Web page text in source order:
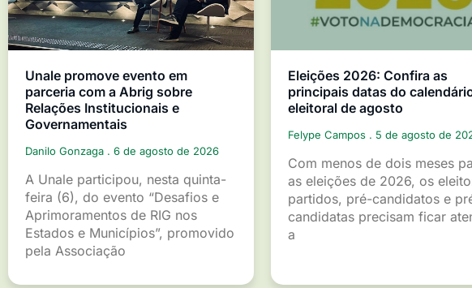
Unale promove evento em
parceria com a Abrig sobre
Relações Institucionais e
Governamentais
Danilo Gonzaga 6 de agosto de 2026
A Unale participou, nesta quinta-
feira (6), do evento “Desafios e
Aprimoramentos de RIG nos
Estados e Municípios”, promovido
pela Associação
Eleições 2026: Confira as
principais datas do
eleitoral de agosto
Felype Campos 5 de agosto de
Com menos de dois meses
as eleições de 2026, os
partidos, pré-candidatos e
candidatas precisam ficar
a